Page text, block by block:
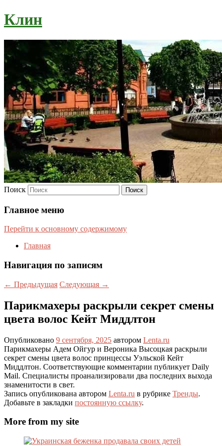
Клин
Поиск
Главное меню
Перейти к основному содержимому
Главная
Навигация по записям
← Предыдущая Следующая →
Парикмахеры раскрыли секрет смены
цвета волос Кейт Миддлтон
Опубликовано 9 сентября, 2025 автором Lenta.ru
Парикмахеры Адем Ойгур и Вероника Высоцкая раскрыли
секрет смены цвета волос принцессы Уэльской Кейт
Миддлтон. Соответствующие комментарии публикует Daily
Mail. Специалисты проанализировали два последних выхода
знаменитости в свет.
Запись опубликована автором Lenta.ru в рубрике Тренды.
Добавьте в закладки постоянную ссылку.
More from my site